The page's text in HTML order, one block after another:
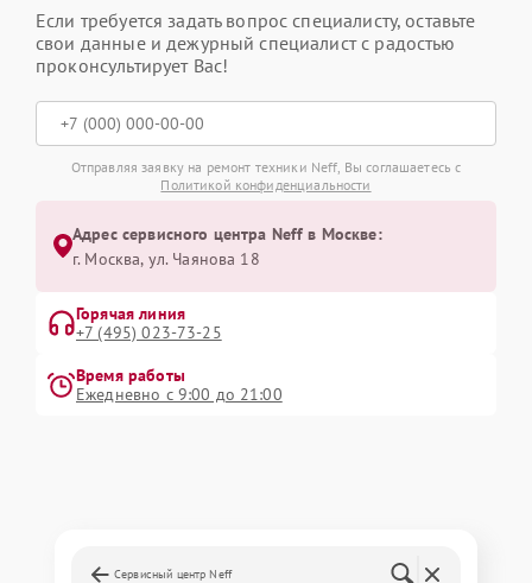
Если требуется задать вопрос специалисту, оставьте
свои данные и дежурный специалист с радостью
проконсультирует Вас!
Отправляя заявку на ремонт техники Neff, Вы соглашаетесь с
Политикой конфиденциальности
Адрес сервисного центра Neff в Москве:
г. Москва, ул. Чаянова 18
Горячая линия
+7 (495) 023-73-25
Время работы
Ежедневно с 9:00 до 21:00
Сервисный центр Neff